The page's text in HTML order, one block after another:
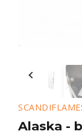
Alaska -